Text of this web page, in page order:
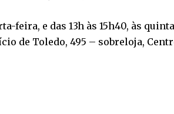
feira, e das 13h às 15h40, às
de Toledo, 495 – sobreloja,